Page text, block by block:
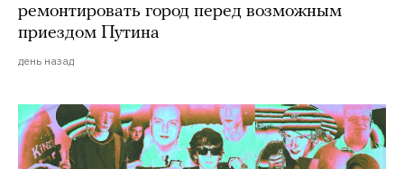
ремонтировать город перед возможным
приездом Путина
день назад